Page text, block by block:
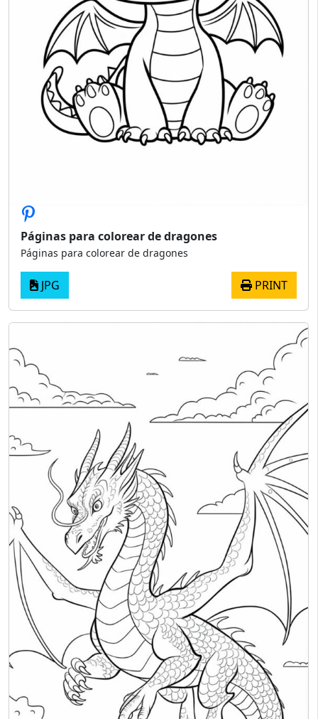
Páginas para colorear de dragones
Páginas para colorear de dragones
JPG PRINT